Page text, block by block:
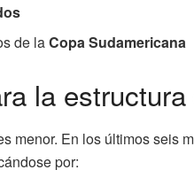
de laCopa Sudamericana
la
menor. En los últimos seis
por: